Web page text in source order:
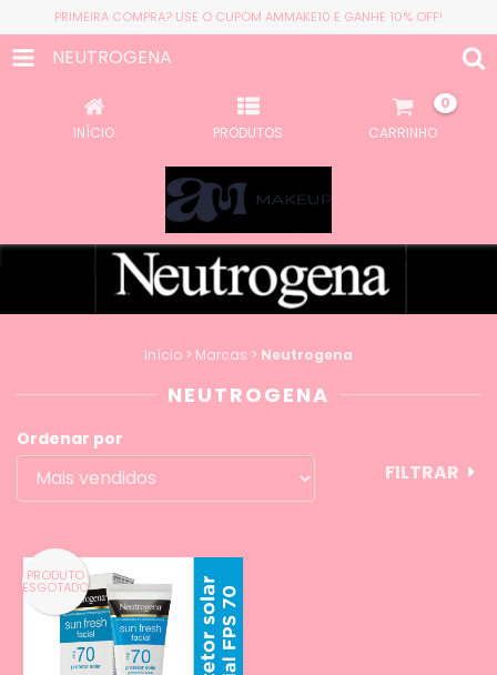
PRIMEIRA COMPRA? USE O CUPOM AMMAKE10 E GANHE 10% OFF!
NEUTROGENA
INÍCIO PRODUTOS CARRINHO
0
Início > Marcas > Neutrogena
NEUTROGENA
Ordenar por
FILTRAR
PRODUTO
ESGOTADO